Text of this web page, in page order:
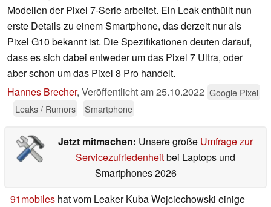
Modellen der Pixel 7-Serie arbeitet. Ein Leak enthüllt nun
erste Details zu einem Smartphone, das derzeit nur als
Pixel G10 bekannt ist. Die Spezifikationen deuten darauf,
dass es sich dabei entweder um das Pixel 7 Ultra, oder
aber schon um das Pixel 8 Pro handelt.
Hannes Brecher, Veröffentlicht am25.10.2022 Google Pixel
Leaks / Rumors
Smartphone
Jetzt mitmachen: Unsere große Umfrage zur
Servicezufriedenheitbei Laptops und
Smartphones 2026
91mobiles hat vom Leaker Kuba Wojciechowski einige